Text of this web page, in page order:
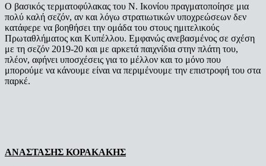
Ο βασικός τερματοφύλακας του Ν. Ικονίου πραγματοποίησε μια
πολύ καλή σεζόν, αν και λόγω στρατιωτικών υποχρεώσεων δεν
κατάφερε να βοηθήσει την ομάδα του στους ημιτελικούς
Πρωταθλήματος και Κυπέλλου. Εμφανώς ανεβασμένος σε σχέση
με τη σεζόν 2019-20 και με αρκετά παιχνίδια στην πλάτη του,
πλέον, αφήνει υποσχέσεις για το μέλλον και το μόνο που
μπορούμε να κάνουμε είναι να περιμένουμε την επιστροφή του στα
παρκέ.
ΑΝΑΣΤΑΣΗΣ ΚΟΡΑΚΑΚΗΣ